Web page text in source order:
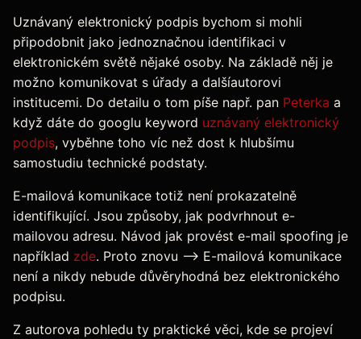
Uznávaný elektronický podpis bychom si mohli
připodobnit jako jednoznačnou identifikaci v
elektronickém světě nějaké osoby. Na základě něj je
možno komunikovat s úřady a dalšíautorovi
institucemi. Do detailu o tom píše např. pan Peterka a
když dáte do googlu keyword uznávaný elektronický
podpis, vyběhne toho víc než dost k hlubšímu
samostudiu technické podstaty.
E-mailová komunikace totiž není prokazatelně
identifikující. Jsou způsoby, jak podvrhnout e-
mailovou adresu. Návod jak provést e-mail spoofing je
například zde. Proto znovu --> E-mailová komunikace
není a nikdy nebude důvěryhodná bez elektronického
podpisu.
Z autorova pohledu ty praktické věci, kde se projeví